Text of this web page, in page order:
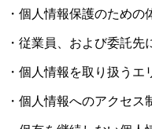
・個人情報保護のための
・従業員、および委託
・個人情報を取り扱うエ
・個人情報へのアクセ